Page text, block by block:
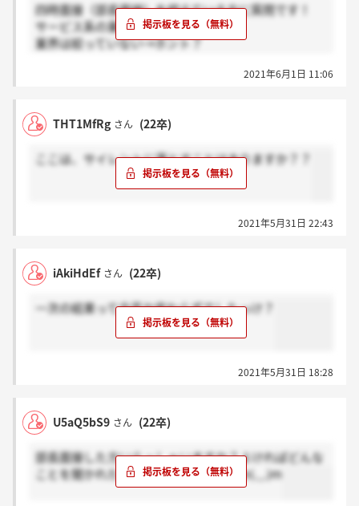
四時面接（部長面接）を控えている方に質問です！
サービス系の業界に絞っている→感謝
業界は絞っていない→ホント？
2021年6月1日 11:06
THT1MfRg さん (22卒)
ここは、サイレントに落とすことはありますか？？
2021年5月31日 22:43
iAkiHdEf さん (22卒)
一次の結果って合否か変わらずでしたっけ？
2021年5月31日 18:28
U5aQ5bS9 さん (22卒)
部長面接した方いらっしゃいますか？よければどんな
ことを聞かれたのか教えてほしいですm(._.)m